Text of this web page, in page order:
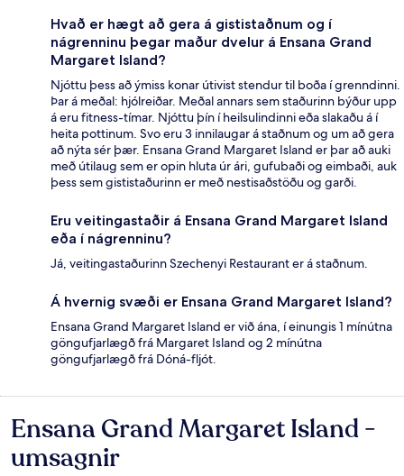
Hvað er hægt að gera á gististaðnum og í
nágrenninu þegar maður dvelur á Ensana Grand
Margaret Island?
Njóttu þess að ýmiss konar útivist stendur til boða í grenndinni.
Þar á meðal: hjólreiðar. Meðal annars sem staðurinn býður upp
á eru fitness-tímar. Njóttu þín í heilsulindinni eða slakaðu á í
heita pottinum. Svo eru 3 innilaugar á staðnum og um að gera
að nýta sér þær. Ensana Grand Margaret Island er þar að auki
með útilaug sem er opin hluta úr ári, gufubaði og eimbaði, auk
þess sem gististaðurinn er með nestisaðstöðu og garði.
Eru veitingastaðir á Ensana Grand Margaret Island
eða í nágrenninu?
Já, veitingastaðurinn Szechenyi Restaurant er á staðnum.
Á hvernig svæði er Ensana Grand Margaret Island?
Ensana Grand Margaret Island er við ána, í einungis 1 mínútna
göngufjarlægð frá Margaret Island og 2 mínútna
göngufjarlægð frá Dóná-fljót.
Umsagnir
Ensana Grand Margaret Island -
umsagnir